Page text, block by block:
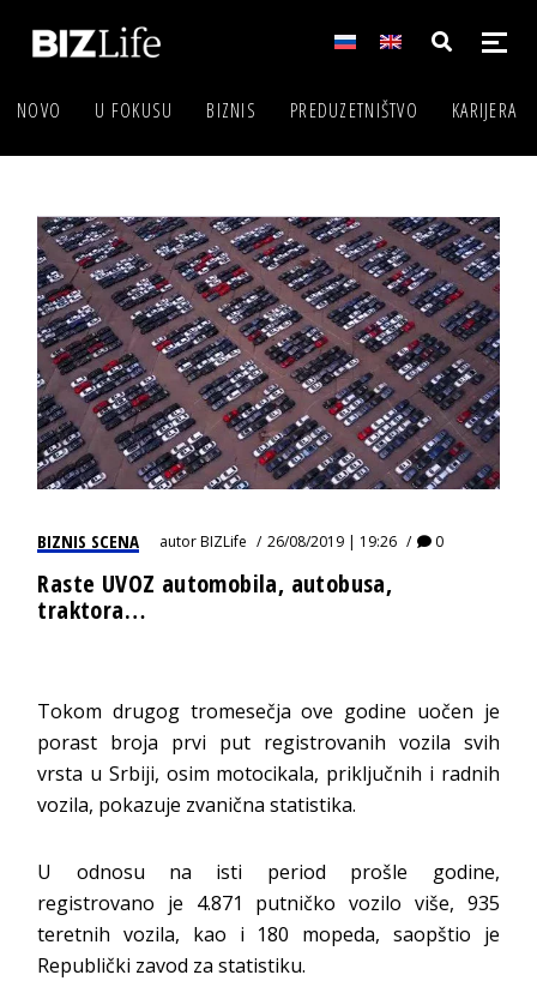
NOVO U FOKUSU BIZNIS PREDUZETNIŠTVO KARIJERA
BIZNIS SCENA autorBIZLife 26/08/2019 | 19:26 0
Raste UVOZ automobila, autobusa,
traktora…
Tokom drugog tromesečja ove godine uočen je
porast broja prvi put registrovanih vozila svih
vrsta u Srbiji, osim motocikala, priključnih i radnih
vozila, pokazuje zvanična statistika.
U odnosu na isti period prošle godine,
registrovano je 4.871 putničko vozilo više, 935
teretnih vozila, kao i 180 mopeda, saopštio je
Republički zavod za statistiku.